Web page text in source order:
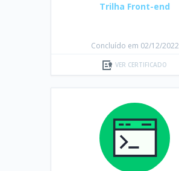
Trilha Front-end
Concluído em 02/12/2022
VER CERTIFICADO